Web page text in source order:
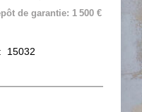
de garantie: 1 500 €
15032